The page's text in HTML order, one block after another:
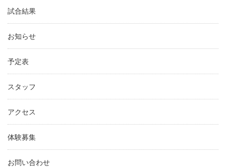
試合結果
お知らせ
予定表
スタッフ
アクセス
体験募集
お問い合わせ